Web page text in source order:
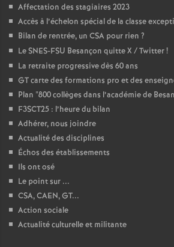
Affectation des stagiaires 2023
Accès à l’échelon spécial de la classe
Bilan de rentrée, un CSA pour rien ?
Le SNES-FSU Besançon quitte X / Twitter!
La retraite progressive dès 60 ans
GT carte des formations pro et des
Plan "800 collèges dans l’académie de
F3SCT25 : l’heure du bilan
Adhérer, nous joindre
Actualité des disciplines
Échos des établissements
Ils ont osé
Le point sur ...
CSA, CAEN, GT...
Action sociale
Actualité culturelle et militante